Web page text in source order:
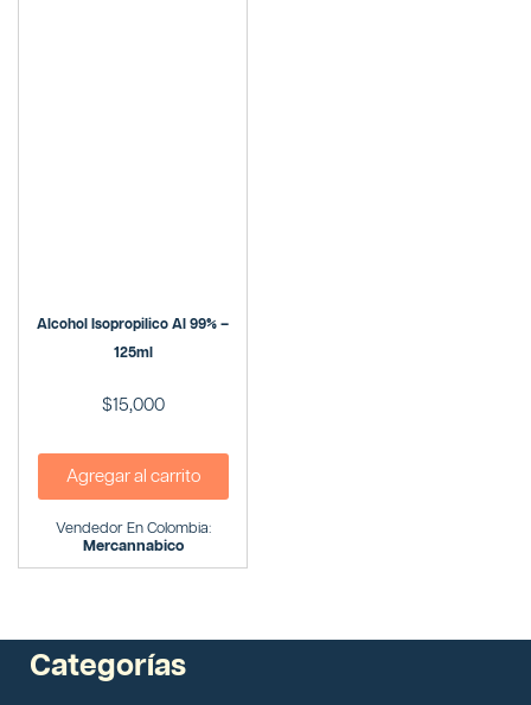
Alcohol Isopropilico Al 99% –
125ml
$15,000
Agregar al carrito
Vendedor En Colombia:
Mercannabico
Categorías